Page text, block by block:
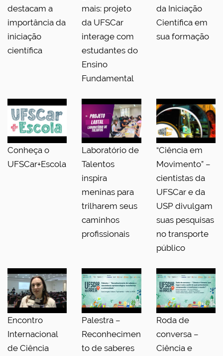
destacam a
importância da
iniciação
científica
mais: projeto
da UFSCar
interage com
estudantes do
Ensino
Fundamental
da Iniciação
Científica em
sua formação
Conheça o
UFSCar+Escola
Laboratório de
Talentos
inspira
meninas para
trilharem seus
caminhos
profissionais
“Ciência em
Movimento” –
cientistas da
UFSCar e da
USP divulgam
suas pesquisas
no transporte
público
Encontro
Internacional
de Ciência
Palestra –
Reconhecimen
to de saberes
Roda de
conversa –
Ciência e